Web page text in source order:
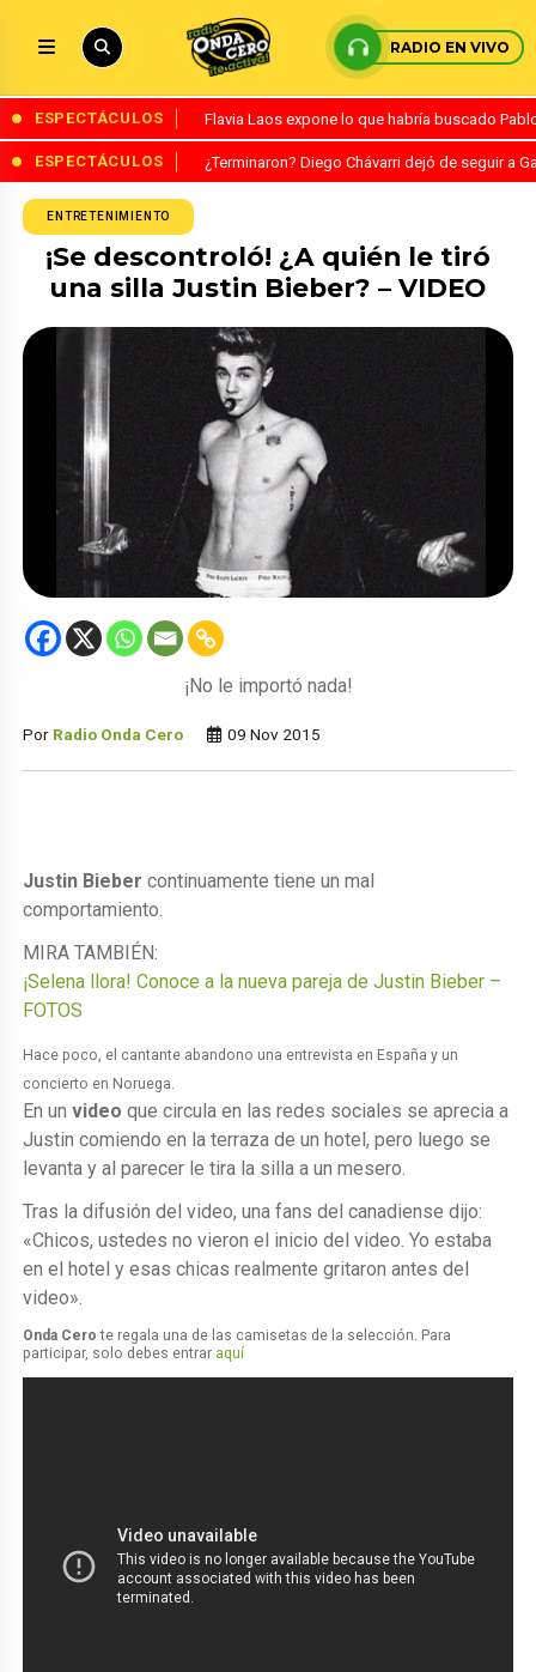
RADIO EN VIVO
ESPECTÁCULOS Flavia Laos expone lo que habría buscado
ESPECTÁCULOS ¿Terminaron? Diego Chávarri dejó de seguir a
ENTRETENIMIENTO
¡Se descontroló! ¿A quién le tiró
una silla Justin Bieber? – VIDEO
¡No le importó nada!
Por Radio Onda Cero 09 Nov 2015
Justin Bieber continuamente tiene un mal
comportamiento.
MIRA TAMBIÉN:
¡Selena llora! Conoce a la nueva pareja de Justin Bieber –
FOTOS
Hace poco, el cantante abandono una entrevista en España y un
concierto en Noruega.
En unvideo que circula en las redes sociales se aprecia a
Justin comiendo en la terraza de un hotel, pero luego se
levanta y al parecer le tira la silla a un mesero.
Tras la difusión del video, una fans del canadiense dijo:
«Chicos, ustedes no vieron el inicio del video. Yo estaba
en el hotel y esas chicas realmente gritaron antes del
video».
Onda Cero te regala una de las camisetas de la selección. Para
participar, solo debes entrar aquí